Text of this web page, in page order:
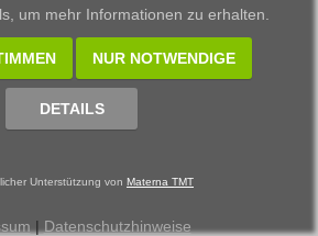
TMT GmbH, powered by CARUSO
, um mehr Informationen zu erhalten.
NUR NOTWENDIGE
DETAILS
Unterstützung von Materna TMT
| Datenschutzhinweise